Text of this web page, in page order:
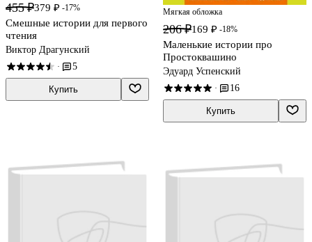
455 ₽379 ₽ -17%
Смешные истории для первого
чтения
Виктор Драгунский
· 5
Купить
Мягкая обложка
206 ₽169 ₽ -18%
Маленькие истории про
Простоквашино
Эдуард Успенский
· 16
Купить